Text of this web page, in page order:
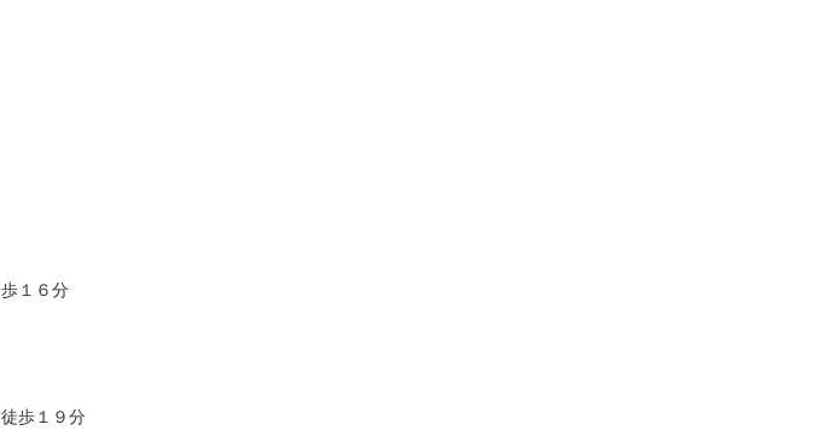
１６分
清澄白河駅（東京メトロ半蔵門線、都営大江戸線） Ａ１出口 徒歩１９分